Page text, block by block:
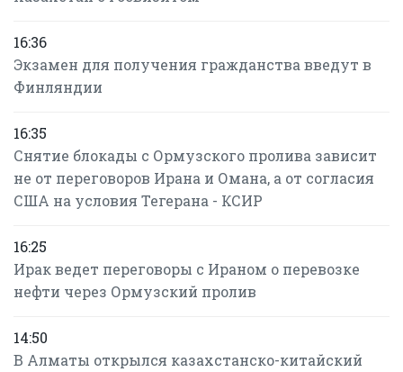
16:36
Экзамен для получения гражданства введут в
Финляндии
16:35
Снятие блокады с Ормузского пролива зависит
не от переговоров Ирана и Омана, а от согласия
США на условия Тегерана - КСИР
16:25
Ирак ведет переговоры с Ираном о перевозке
нефти через Ормузский пролив
14:50
В Алматы открылся казахстанско-китайский